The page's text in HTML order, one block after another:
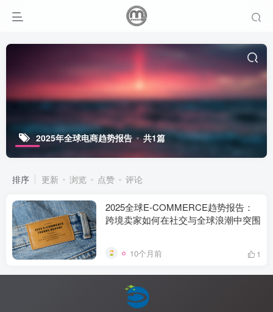
2025年全球电商趋势报告 共1篇
排序 更新 浏览 点赞 评论
2025全球E-COMMERCE趋势报告：
跨境卖家如何在社交与全球浪潮中突围
10个月前 1